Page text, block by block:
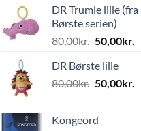
pris
var:
499,00kr..
DR Trumle lille (fra
Børste serien)
80,00kr. Den
pris
var:
50,00kr.
er:
DR Børste lille
80,00kr. Den
var:
50,00kr.
Kongeord